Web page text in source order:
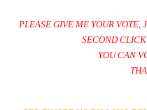
PLEASE GIVE ME YOUR VOTE,
SECOND
YOU CAN